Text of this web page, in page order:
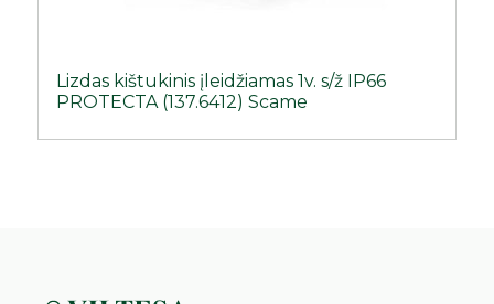
Lizdas kištukinis įleidžiamas 1v. s/ž IP66
PROTECTA (137.6412) Scame